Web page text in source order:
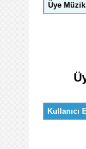
Üye
Kullanıcı